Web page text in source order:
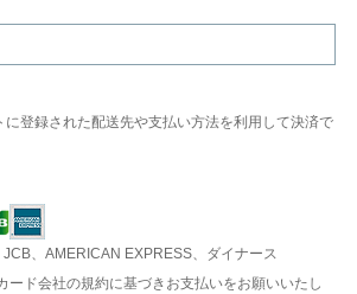
登録された配送先や支払い方法を利用して決済で
、AMERICAN EXPRESS、ダイナース
ード会社の規約に基づきお支払いをお願いいたし